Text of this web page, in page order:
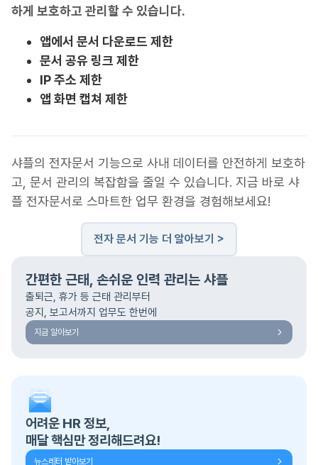
하게 보호하고 관리할 수 있습니다.
앱에서 문서 다운로드 제한
문서 공유 링크 제한
IP 주소 제한
앱 화면 캡쳐 제한
샤플의 전자문서 기능으로 사내 데이터를 안전하게 보호하
고, 문서 관리의 복잡함을 줄일 수 있습니다. 지금 바로 샤
플 전자문서로 스마트한 업무 환경을 경험해보세요!
전자 문서 기능 더 알아보기 >
간편한 근태, 손쉬운 인력 관리는 샤플
출퇴근, 휴가 등 근태 관리부터
공지, 보고서까지 업무도 한번에
지금 알아보기
어려운 HR 정보,
매달 핵심만 정리해드려요!
뉴스레터 받아보기